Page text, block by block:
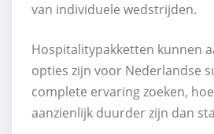
van individuele wedstrijden.
Hospitalitypakketten kunnen
opties zijn voor Nederlandse
complete ervaring zoeken,
aanzienlijk duurder zijn dan